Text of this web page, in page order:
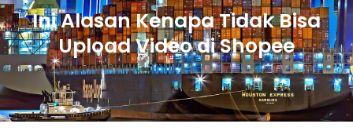
Ini Alasan Kenapa Tidak Bisa
Upload Video di Shopee